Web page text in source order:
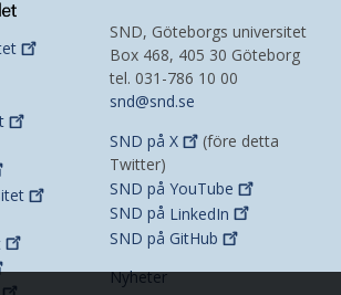
SND, Göteborgs universitet
Box 468, 405 30 Göteborg
tel. 031-786 10 00
snd@snd.se
SND på X
(före detta
Twitter)
SND på YouTube
SND på LinkedIn
SND på GitHub
Nyheter